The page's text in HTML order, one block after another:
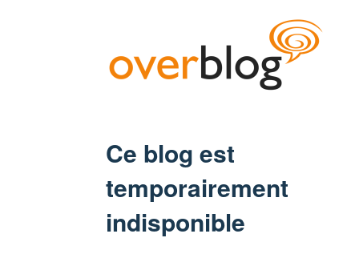
Ce blog est
temporairement
indisponible